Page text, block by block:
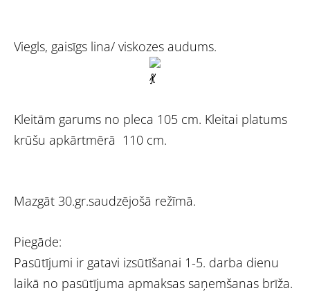
Viegls, gaisīgs lina/ viskozes audums.
Kleitām garums no pleca 105 cm. Kleitai platums
krūšu apkārtmērā 110 cm.
Mazgāt 30.gr.saudzējošā režīmā.
Piegāde:
Pasūtījumi ir gatavi izsūtīšanai 1-5. darba dienu
laikā no pasūtījuma apmaksas saņemšanas brīža.